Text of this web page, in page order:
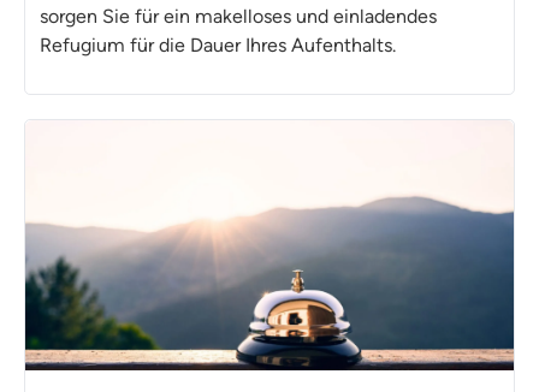
sorgen Sie für ein makelloses und einladendes
Refugium für die Dauer Ihres Aufenthalts.